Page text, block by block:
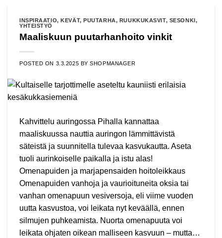
INSPIRAATIO,KEVÄT,PUUTARHA, RUUKKUKASVIT, SESONKI,
YHTEISTYÖ
Maaliskuun puutarhanhoito vinkit
POSTED ON 3.3.2025 BYSHOPMANAGER
Kahvittelu auringossa Pihalla kannattaa
maaliskuussa nauttia auringon lämmittävistä
säteistä ja suunnitella tulevaa kasvukautta. Aseta
tuoli aurinkoiselle paikalla ja istu alas!
Omenapuiden ja marjapensaiden hoitoleikkaus
Omenapuiden vanhoja ja vaurioituneita oksia tai
vanhan omenapuun vesiversoja, eli viime vuoden
uutta kasvustoa, voi leikata nyt keväällä, ennen
silmujen puhkeamista. Nuorta omenapuuta voi
leikata ohjaten oikean malliseen kasvuun – mutta…